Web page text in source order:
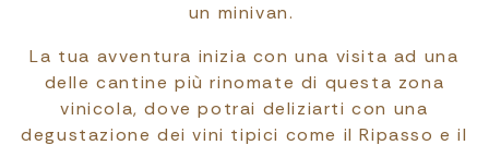
un minivan.
La tua avventura inizia con una visita ad una
delle cantine più rinomate di questa zona
vinicola, dove potrai deliziarti con una
degustazione dei vini tipici come il Ripasso e il